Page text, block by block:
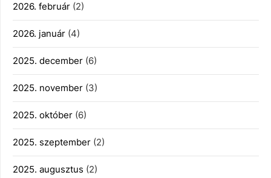
2026. február (2)
2026. január (4)
2025. december (6)
2025. november (3)
2025. október (6)
2025. szeptember (2)
2025. augusztus (2)